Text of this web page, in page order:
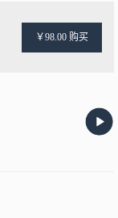
￥98.00 购买